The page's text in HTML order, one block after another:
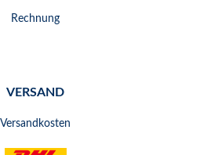
Rechnung
VERSAND
Versandkosten